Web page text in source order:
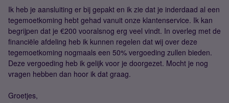
Ik heb je aansluiting er bij gepakt en ik zie dat je inderdaad al een
tegemoetkoming hebt gehad vanuit onze klantenservice. Ik kan
begrijpen dat je €200 vooralsnog erg veel vindt. In overleg met de
financiële afdeling heb ik kunnen regelen dat wij over deze
tegemoetkoming nogmaals een 50% vergoeding zullen bieden.
Deze vergoeding heb ik gelijk voor je doorgezet. Mocht je nog
vragen hebben dan hoor ik dat graag.
Groetjes,